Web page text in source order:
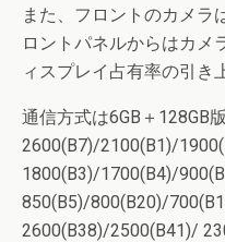
また、フロントのカメラ
ロントパネルからはカメ
ィスプレイ占有率の引き
通信方式は6GB＋128GB
2600(B7)/2100(B1)/
1800(B3)/1700(B4)/
850(B5)/800(B20)/
2600(B38)/2500(B41)/